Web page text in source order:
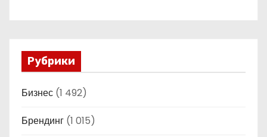
Рубрики
Бизнес (1 492)
Брендинг (1 015)